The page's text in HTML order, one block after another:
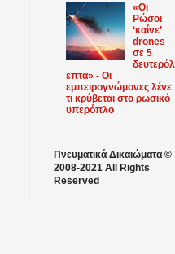
«Οι
Ρώσοι
‘καίνε’
drones
σε 5
δευτερόλ
επτα» - Οι
εμπειρογνώμονες λένε
τι κρύβεται στο ρωσικό
υπερόπλο
Πνευματικά Δικαιώματα ©
2008-2021 All Rights
Reserved